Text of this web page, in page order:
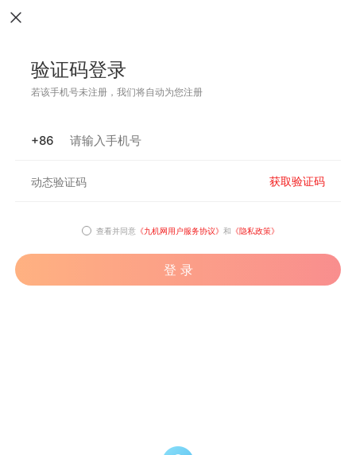
验证码登录
若该手机号未注册，我们将自动为您注册
+86
获取验证码
查看并同意 《九机网用户服务协议》 和 《隐私政策》
登 录